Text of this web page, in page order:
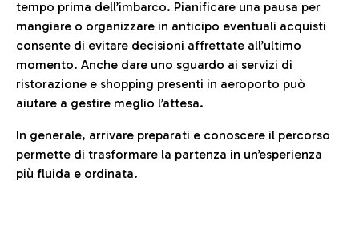
tempo prima dell’imbarco. Pianificare una pausa per
mangiare o organizzare in anticipo eventuali acquisti
consente di evitare decisioni affrettate all’ultimo
momento. Anche dare uno sguardo ai servizi di
ristorazione e shopping presenti in aeroporto può
aiutare a gestire meglio l’attesa.
In generale, arrivare preparati e conoscere il percorso
permette di trasformare la partenza in un’esperienza
più fluida e ordinata.